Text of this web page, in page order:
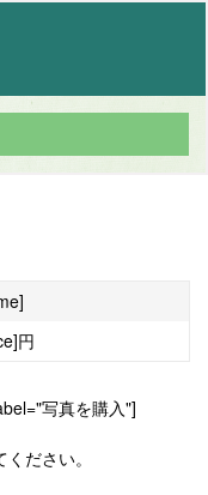
円
写真を購入"]
ださい。